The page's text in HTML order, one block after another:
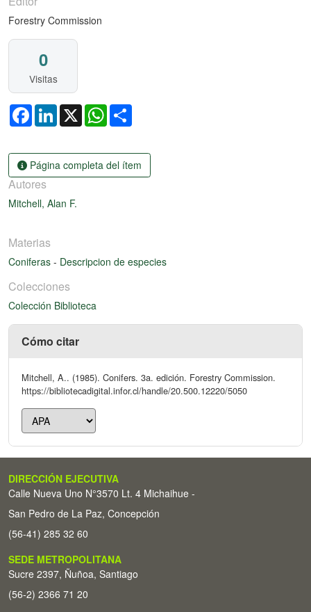
Forestry Commission
0
Visitas
FacebookLinkedIn
X WhatsApp
Página completa del ítem
Autores
Mitchell, Alan F.
Materias
Coniferas - Descripcion de especies
Colecciones
Colección Biblioteca
Cómo citar
Mitchell, A.. (1985). Conifers. 3a. edición. Forestry Commission.
https://bibliotecadigital.infor.cl/handle/20.500.12220/5050
DIRECCIÓN EJECUTIVA
Calle Nueva Uno N°3570 Lt. 4 Michaihue -
San Pedro de La Paz, Concepción
(56-41) 285 32 60
SEDE METROPOLITANA
Sucre 2397, Ñuñoa, Santiago
(56-2) 2366 71 20